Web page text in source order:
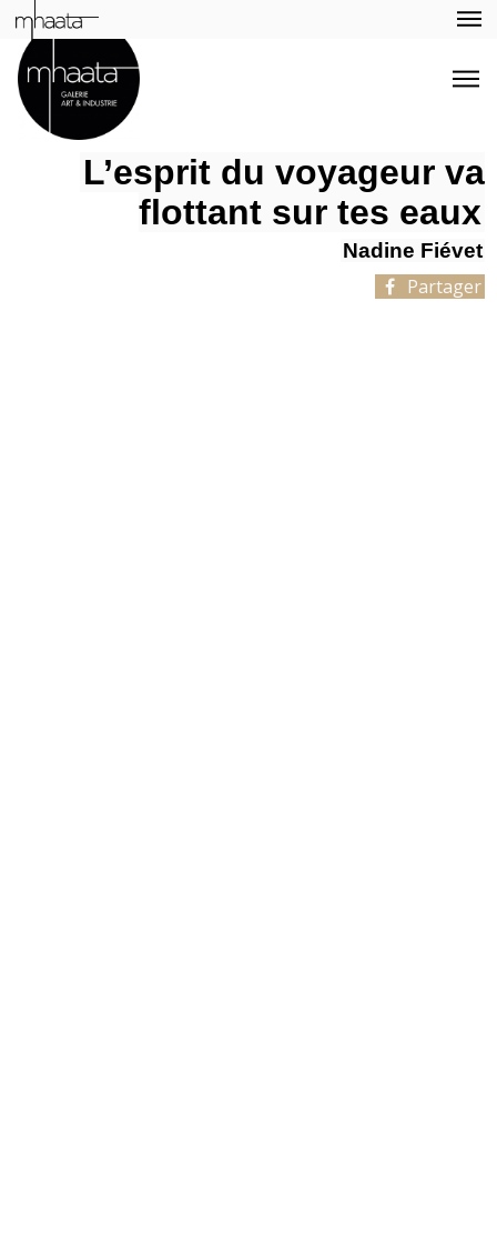
L’esprit du voyageur va
flottant sur tes eaux
Nadine Fiévet
Partager